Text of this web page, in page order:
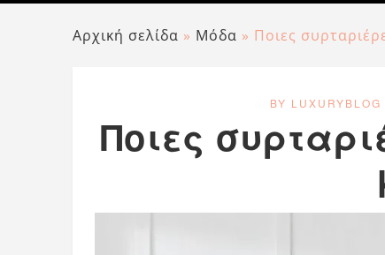
Αρχική σελίδα » Μόδα » Ποιες
BY LUXURYBLOG
Ποιες